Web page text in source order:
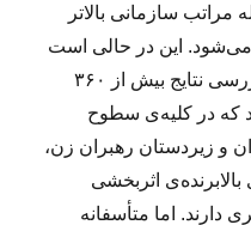
سازمانی بالاتر
این در حالی است
که تحقیقات طولانی‌مدت ما و بررسی نتایج بیش از ۳۶۰
که در کلیه‌ی سطوح
و زیردستان‌ رهبران زن،
اثربخشی
دارند. اما متأسفانه